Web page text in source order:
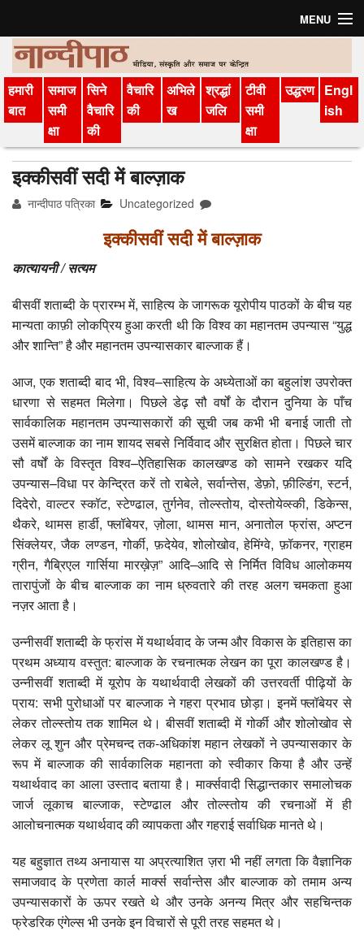
MENU
मुखपृष्ठ
संग्रह
अगले अंक की सामग्री
विचार-विमर्श
परिचय
मीडिया वैचारिकी
अभिलेख
टीवी समीक्षा
फिल्म समीक्षा
हमारी
बात
समाज
समी
क्षा
सिने
वैचारि
की
वैचारि
की
अभिले
ख
श्रद्धां
जलि
टीवी
समी
क्षा
उद्धरण Engl
ish
इक्कीसवीं सदी में बाल्ज़ाक
नान्दीपाठ पत्रिका Uncategorized
इक्कीसवीं सदी में बाल्ज़ाक
कात्यायनी / सत्यम
बीसवीं शताब्दी के प्रारम्भ में, साहित्य के जागरूक यूरोपीय पाठकों के बीच यह
मान्यता काफ़ी लोकप्रिय हुआ करती थी कि विश्व का महानतम उपन्यास “युद्ध
और शान्ति” है और महानतम उपन्यासकार बाल्जाक हैं।
आज, एक शताब्दी बाद भी, विश्व–साहित्य के अध्येताओं का बहुलांश उपरोक्त
धारणा से सहमत मिलेगा। पिछले डेढ़ सौ वर्षों के दौरान दुनिया के पाँच
सार्वकालिक महानतम उपन्यासकारों की सूची जब कभी भी बनाई जाती तो
उसमें बाल्जाक का नाम शायद सबसे निर्विवाद और सुरक्षित होता। पिछले चार
सौ वर्षों के विस्तृत विश्व–ऐतिहासिक कालखण्ड को सामने रखकर यदि
उपन्यास–विधा पर केन्द्रित करें तो राबेले, सर्वान्तेस, डेफ़ो, फ़ील्डिंग, स्टर्न,
दिदेरो, वाल्टर स्कॉट, स्टेण्ढाल, तुर्गनेव, तोल्स्तोय, दोस्तोयेव्स्की, डिकेन्स,
थैकरे, थामस हार्डी, फ्लॉबेयर, ज़ोला, थामस मान, अनातोल फ्रांस, अप्टन
सिंक्लेयर, जैक लण्डन, गोर्की, फ़देयेव, शोलोखोव, हेमिंग्वे, फ़ॉकनर, ग्राहम
ग्रीन, गैब्रिएल गार्सिया मारख़ेज़” आदि–आदि से निर्मित विविध आलोकमय
तारापुंजों के बीच बाल्जाक का नाम ध्रुवतारे की तरह अलग चमकता हुआ
नज़र आता है।
उन्नीसवीं शताब्दी के फ्रांस में यथार्थवाद के जन्म और विकास के इतिहास का
प्रथम अध्याय वस्तुत: बाल्जाक के रचनात्मक लेखन का पूरा कालखण्ड है।
उन्नीसवीं शताब्दी में यूरोप के यथार्थवादी लेखकों की उत्तरवर्ती पीढ़ियों के
प्राय: सभी पुरोधाओं पर बाल्जाक ने गहरा प्रभाव छोड़ा। इनमें फ्लॉबेयर से
लेकर तोल्स्तोय तक शामिल थे। बीसवीं शताब्दी में गोर्की और शोलोखोव से
लेकर लू शुन और प्रेमचन्द तक-अधिकांश महान लेखकों ने उपन्यासकार के
रूप में बाल्जाक की सार्वकालिक महानता को स्वीकार किया है और उन्हें
यथार्थवाद का आला उस्ताद बताया है। मार्क्सवादी सिद्धान्तकार समालोचक
जार्ज लूकाच बाल्जाक, स्टेण्ढाल और तोल्स्तोय की रचनाओं में ही
आलोचनात्मक यथार्थवाद की व्यापकता और गहराई सर्वाधिक मानते थे।
यह बहुज्ञात तथ्य अनायास या अप्रत्याशित ज़रा भी नहीं लगता कि वैज्ञानिक
समाजवाद के प्रणेता कार्ल मार्क्स सर्वान्तेस और बाल्जाक को तमाम अन्य
उपन्यासकारों के ऊपर रखते थे और उनके अनन्य मित्र और सहचिन्तक
फ्रेडरिक एंगेल्स भी उनके इन विचारों से पूरी तरह सहमत थे।